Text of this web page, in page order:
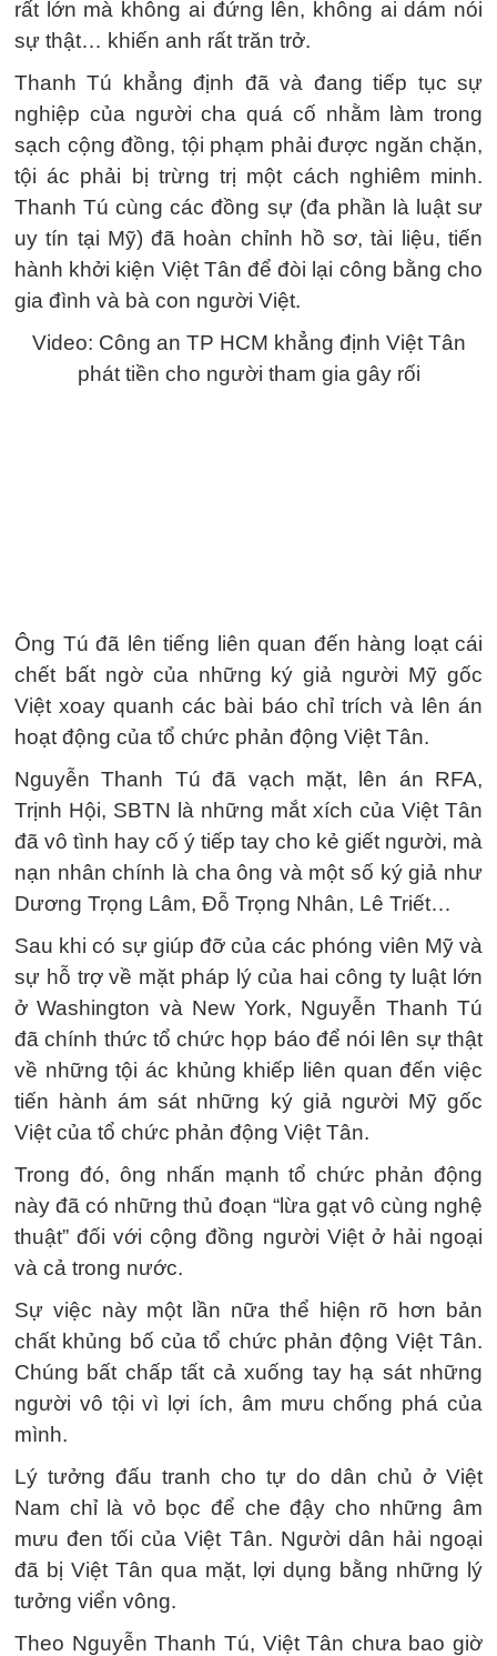
rất lớn mà không ai đứng lên, không ai dám nói
sự thật… khiến anh rất trăn trở.
Thanh Tú khẳng định đã và đang tiếp tục sự
nghiệp của người cha quá cố nhằm làm trong
sạch cộng đồng, tội phạm phải được ngăn chặn,
tội ác phải bị trừng trị một cách nghiêm minh.
Thanh Tú cùng các đồng sự (đa phần là luật sư
uy tín tại Mỹ) đã hoàn chỉnh hồ sơ, tài liệu, tiến
hành khởi kiện Việt Tân để đòi lại công bằng cho
gia đình và bà con người Việt.
Video: Công an TP HCM khẳng định Việt Tân
phát tiền cho người tham gia gây rối
Ông Tú đã lên tiếng liên quan đến hàng loạt cái
chết bất ngờ của những ký giả người Mỹ gốc
Việt xoay quanh các bài báo chỉ trích và lên án
hoạt động của tổ chức phản động Việt Tân.
Nguyễn Thanh Tú đã vạch mặt, lên án RFA,
Trịnh Hội, SBTN là những mắt xích của Việt Tân
đã vô tình hay cố ý tiếp tay cho kẻ giết người, mà
nạn nhân chính là cha ông và một số ký giả như
Dương Trọng Lâm, Đỗ Trọng Nhân, Lê Triết…
Sau khi có sự giúp đỡ của các phóng viên Mỹ và
sự hỗ trợ về mặt pháp lý của hai công ty luật lớn
ở Washington và New York, Nguyễn Thanh Tú
đã chính thức tổ chức họp báo để nói lên sự thật
về những tội ác khủng khiếp liên quan đến việc
tiến hành ám sát những ký giả người Mỹ gốc
Việt của tổ chức phản động Việt Tân.
Trong đó, ông nhấn mạnh tổ chức phản động
này đã có những thủ đoạn “lừa gạt vô cùng nghệ
thuật” đối với cộng đồng người Việt ở hải ngoại
và cả trong nước.
Sự việc này một lần nữa thể hiện rõ hơn bản
chất khủng bố của tổ chức phản động Việt Tân.
Chúng bất chấp tất cả xuống tay hạ sát những
người vô tội vì lợi ích, âm mưu chống phá của
mình.
Lý tưởng đấu tranh cho tự do dân chủ ở Việt
Nam chỉ là vỏ bọc để che đậy cho những âm
mưu đen tối của Việt Tân. Người dân hải ngoại
đã bị Việt Tân qua mặt, lợi dụng bằng những lý
tưởng viển vông.
Theo Nguyễn Thanh Tú, Việt Tân chưa bao giờ